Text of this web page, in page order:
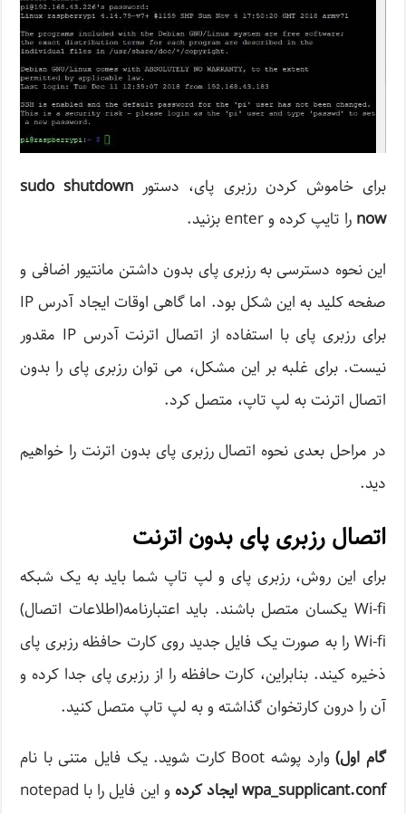
برای خاموش کردن رزبری پای، دستور sudo shutdown
now را تایپ کرده و enter بزنید.
این نحوه دسترسی به رزبری پای بدون داشتن مانتیور اضافی و
صفحه کلید به این شکل بود. اما گاهی اوقات ایجاد آدرس IP
برای رزبری پای با استفاده از اتصال اترنت آدرس IP مقدور
نیست. برای غلبه بر این مشکل، می توان رزبری پای را بدون
اتصال اترنت به لپ تاپ، متصل کرد.
در مراحل بعدی نحوه اتصال رزبری پای بدون اترنت را خواهیم
دید.
اتصال رزبری پای بدون اترنت
برای این روش، رزبری پای و لپ تاپ شما باید به یک شبکه
Wi-fi یکسان متصل باشند. باید اعتبارنامه(اطلاعات اتصال)
Wi-fi را به صورت یک فایل جدید روی کارت حافظه رزبری پای
ذخیره کیند. بنابراین، کارت حافظه را از رزبری پای جدا کرده و
آن را درون کارتخوان گذاشته و به لپ تاپ متصل کنید.
گام اول) وارد پوشه Boot کارت شوید. یک فایل متنی با نام
wpa_supplicant.confایجاد کرده
و این فایل را با notepad